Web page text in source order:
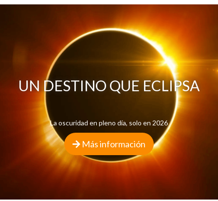
UN DESTINO QUE ECLIPSA
La oscuridad en pleno día, solo en 2026
Más información